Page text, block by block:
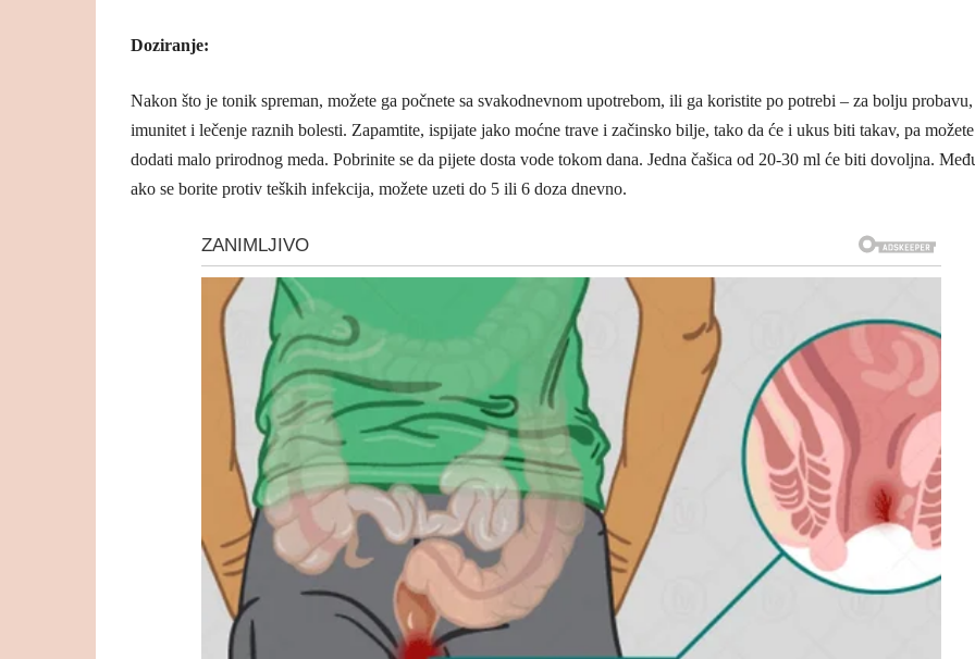
Doziranje:
Nakon što je tonik spreman, možete ga počnete sa svakodnevnom upotrebom, ili ga koristite po potrebi – za bolju probavu,
imunitet i lečenje raznih bolesti. Zapamtite, ispijate jako moćne trave i začinsko bilje, tako da će i ukus biti takav, pa možete
dodati malo prirodnog meda. Pobrinite se da pijete dosta vode tokom dana. Jedna čašica od 20-30 ml će biti dovoljna.
ako se borite protiv teških infekcija, možete uzeti do 5 ili 6 doza dnevno.